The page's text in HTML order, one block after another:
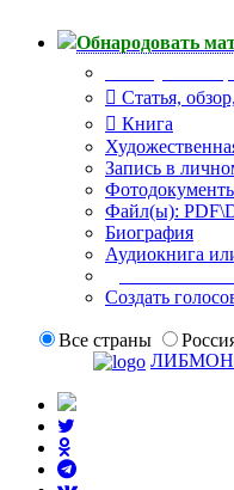
Обнародовать
Статья,
Книга
Запись в
Файл(ы):
Биография
Аудиокнига
Создать
Все страны